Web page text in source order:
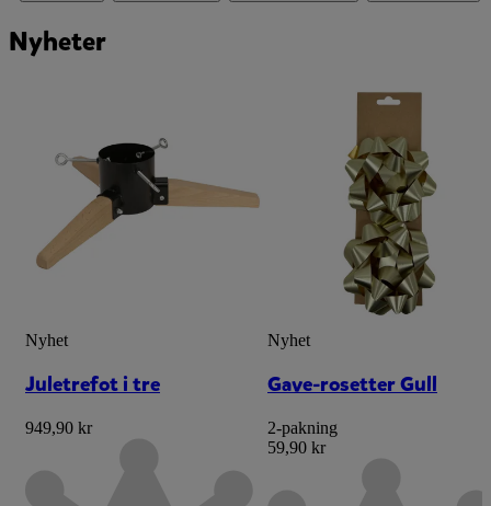
Nyheter
Nyhet
Juletrefot i tre
949,90 kr
Nyhet
Gave-rosetter Gull
2-pakning
59,90 kr